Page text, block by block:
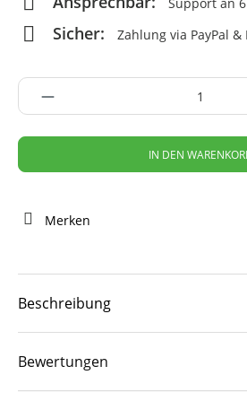
Sicher: Zahlung via PayPal &
IN DEN
Merken
Beschreibung
Bewertungen